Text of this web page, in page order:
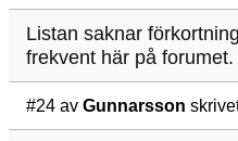
Listan saknar
frekvent här på forumet.
#24 av Gunnarsson